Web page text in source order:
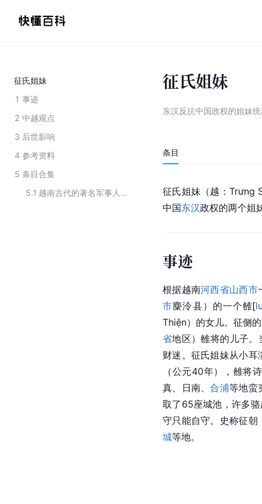
征氏姐妹
1 事迹
2 中越观点
3 后世影响
4 参考资料
5 条目合集
5.1
越南古代的著名军事人物
征氏姐妹
东汉反抗中国政权的姐妹
条目
征氏姐妹（越：Trưng
中国东汉政权的两个姐
事迹
根据越南河西省山西市
市麋泠县）的一个雒[
Thiện）的女儿。征侧
省地区）雒将的儿子
财迷。征氏姐妹从小耳
（公元40年），雒将
真、日南、合浦等地蛮
取了65座城池，许多
守只能自守。史称征朝
城等地。